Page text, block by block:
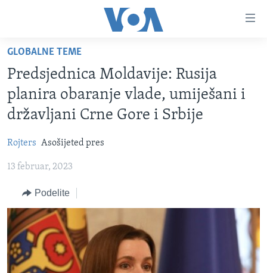
glavni
sadržaj
na
glavnu
Idi
na
NASLOVNA
RUBRIKE
AMERIKA
GLOBALNE TEME
EKONOMIJA
NAUKA I TEHNOLOGIJA
MEDICINA
KULTURA
DRUŠTVO
TV PROGRAM
IZ AMERIKE
Learning English
PRATITE NAS
Jezici
GLOBALNE TEME
Predsjednica Moldavije: Rusija
planira obaranje vlade, umiješani i
državljani Crne Gore i Srbije
Rojters Asošijeted pres
13 februar, 2023
Podelite